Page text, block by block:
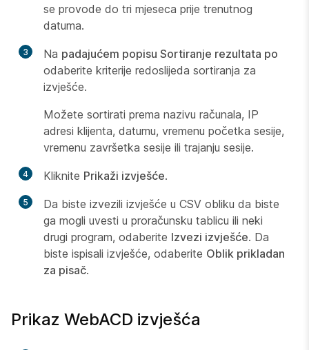
se provode do tri mjeseca prije trenutnog
datuma.
3 Na padajućem popisu Sortiranje rezultata po
odaberite kriterije redoslijeda sortiranja za
izvješće.
Možete sortirati prema nazivu računala, IP
adresi klijenta, datumu, vremenu početka sesije,
vremenu završetka sesije ili trajanju sesije.
4 Kliknite Prikaži izvješće.
5
Da biste izvezili izvješće u CSV obliku da biste
ga mogli uvesti u proračunsku tablicu ili neki
drugi program, odaberite Izvezi izvješće. Da
biste ispisali izvješće, odaberite Oblik prikladan
za pisač.
Prikaz WebACD izvješća